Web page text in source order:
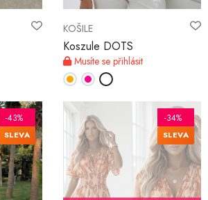
KOŠILE
Koszule DOTS
Musíte se přihlásit
-43%
SLEVA
-34%
SLEVA